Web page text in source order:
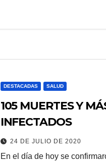
DESTACADAS SALUD
105 MUERTES Y
INFECTADOS
24 DE JULIO DE 2020
En el día de hoy se